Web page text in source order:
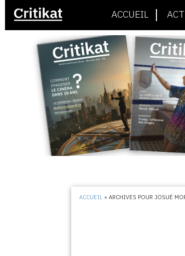
ACCUEIL
ACCUEIL »ARCHIVES POUR JOSUÉ